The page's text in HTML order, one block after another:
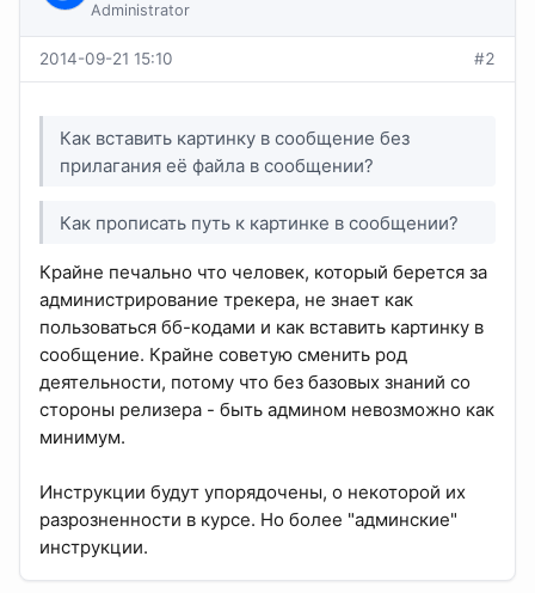
Administrator
2014-09-21 15:10 #2
Как вставить картинку в сообщение без
прилагания её файла в сообщении?
Как прописать путь к картинке в сообщении?
Крайне печально что человек, который берется за
администрирование трекера, не знает как
пользоваться бб-кодами и как вставить картинку в
сообщение. Крайне советую сменить род
деятельности, потому что без базовых знаний со
стороны релизера - быть админом невозможно как
минимум.
Инструкции будут упорядочены, о некоторой их
разрозненности в курсе. Но более "админские"
инструкции.